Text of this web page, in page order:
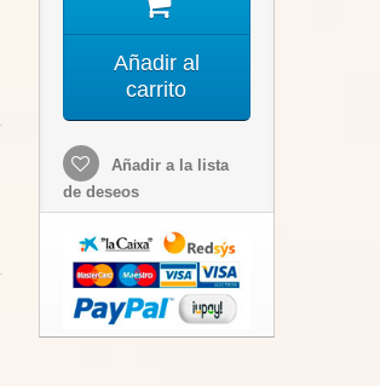
Añadir al
carrito
Añadir a la lista
de deseos